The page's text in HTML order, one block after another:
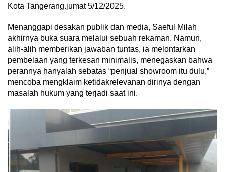
Kota Tangerang.jumat 5/12/2025.
Menanggapi desakan publik dan media, Saeful Milah
akhirnya buka suara melalui sebuah rekaman. Namun,
alih-alih memberikan jawaban tuntas, ia melontarkan
pembelaan yang terkesan minimalis, menegaskan bahwa
perannya hanyalah sebatas “penjual showroom itu dulu,”
mencoba mengklaim ketidakrelevanan dirinya dengan
masalah hukum yang terjadi saat ini.